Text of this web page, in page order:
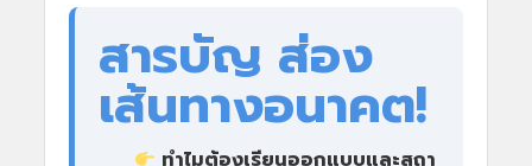
สารบัญ ส่อง
เส้นทางอนาคต!